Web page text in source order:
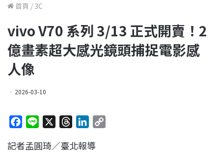
首頁 / 3C
vivo V70 系列 3/13 正式開賣！2
億畫素超大感光鏡頭捕捉電影感
人像
2026-03-10
c
n
r
n
記者孟圓琦／臺北報導